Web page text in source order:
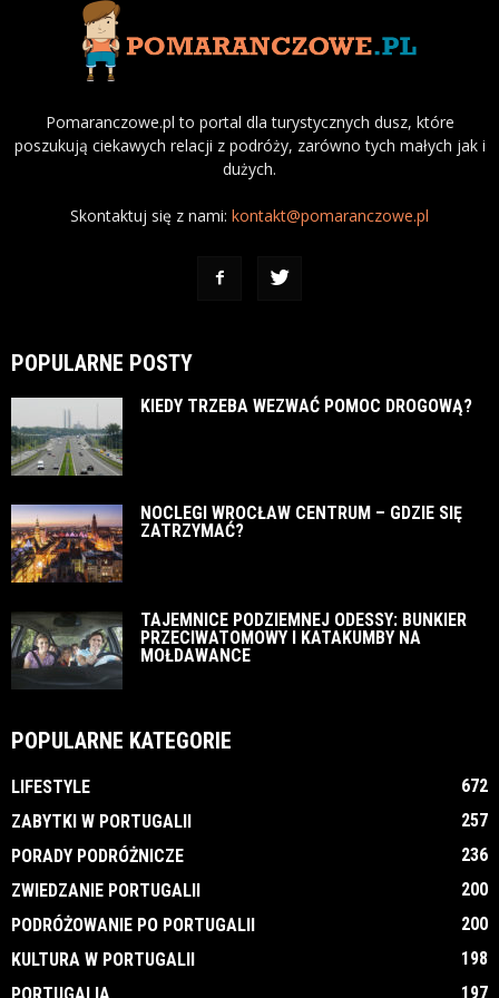
Pomaranczowe.pl to portal dla turystycznych dusz, które
poszukują ciekawych relacji z podróży, zarówno tych małych jak i
dużych.
Skontaktuj się z nami: kontakt@pomaranczowe.pl
POPULARNE POSTY
KIEDY TRZEBA WEZWAĆ POMOC DROGOWĄ?
NOCLEGI WROCŁAW CENTRUM – GDZIE SIĘ
ZATRZYMAĆ?
TAJEMNICE PODZIEMNEJ ODESSY: BUNKIER
PRZECIWATOMOWY I KATAKUMBY NA
MOŁDAWANCE
POPULARNE KATEGORIE
LIFESTYLE
672
ZABYTKI W PORTUGALII
257
PORADY PODRÓŻNICZE
236
ZWIEDZANIE PORTUGALII
200
PODRÓŻOWANIE PO PORTUGALII
200
KULTURA W PORTUGALII
198
197